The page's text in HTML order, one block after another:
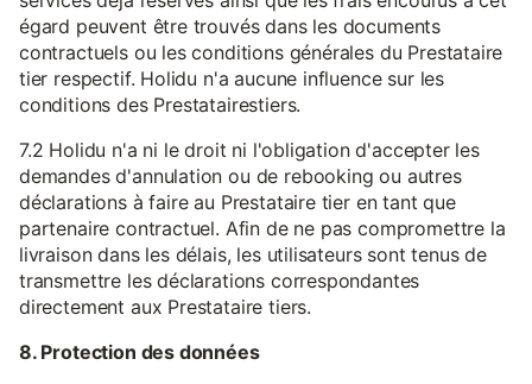
égard peuvent être trouvés dans les documents
contractuels ou les conditions générales du Prestataire
tier respectif. Holidu n'a aucune influence sur les
conditions des Prestatairestiers.
7.2 Holidu n'a ni le droit ni l'obligation d'accepter les
demandes d'annulation ou de rebooking ou autres
déclarations à faire au Prestataire tier en tant que
partenaire contractuel. Afin de ne pas compromettre la
livraison dans les délais, les utilisateurs sont tenus de
transmettre les déclarations correspondantes
directement aux Prestataire tiers.
8. Protection des données